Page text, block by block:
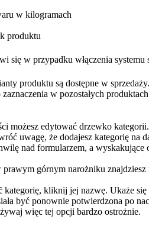
w kilogramach
produktu
się w przypadku włączenia systemu
produktu są dostępne w
w pozostałych
możesz edytować drzewko
uwagę, że dodajesz kategorię na
nad formularzem, a
górnym narożniku znajdziesz
kategorię, kliknij jej nazwę. Ukaże
być ponownie potwierdzona po
więc tej opcji bardzo ostrożnie.